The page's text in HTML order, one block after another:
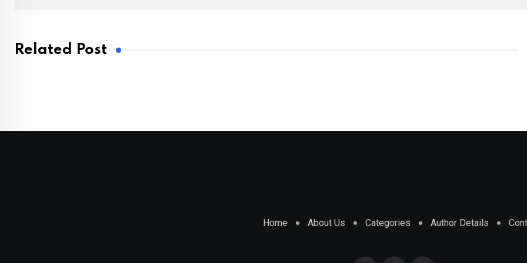
Related Post
Home About Us Categories Author Details